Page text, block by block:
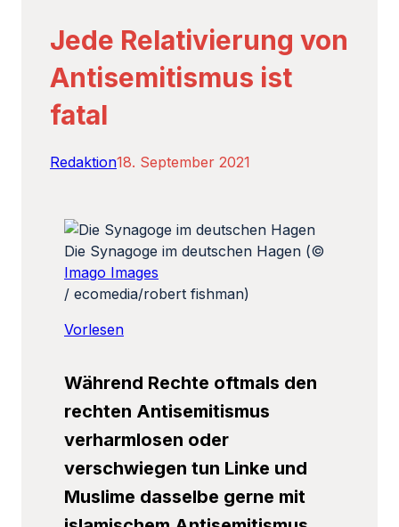
Jede Relativierung von
Antisemitismus ist
fatal
Redaktion18. September 2021
Die Synagoge im deutschen Hagen (©
Imago Images
/ ecomedia/robert fishman)
Vorlesen
Während Rechte oftmals den
rechten Antisemitismus
verharmlosen oder
verschwiegen tun Linke und
Muslime dasselbe gerne mit